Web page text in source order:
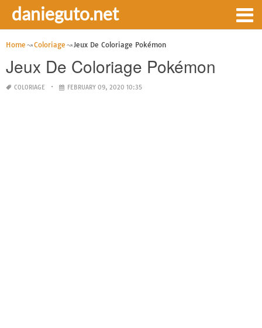
danieguto.net
Home Coloriage Jeux De Coloriage Pokémon
Jeux De Coloriage Pokémon
COLORIAGE FEBRUARY 09, 2020 10:35